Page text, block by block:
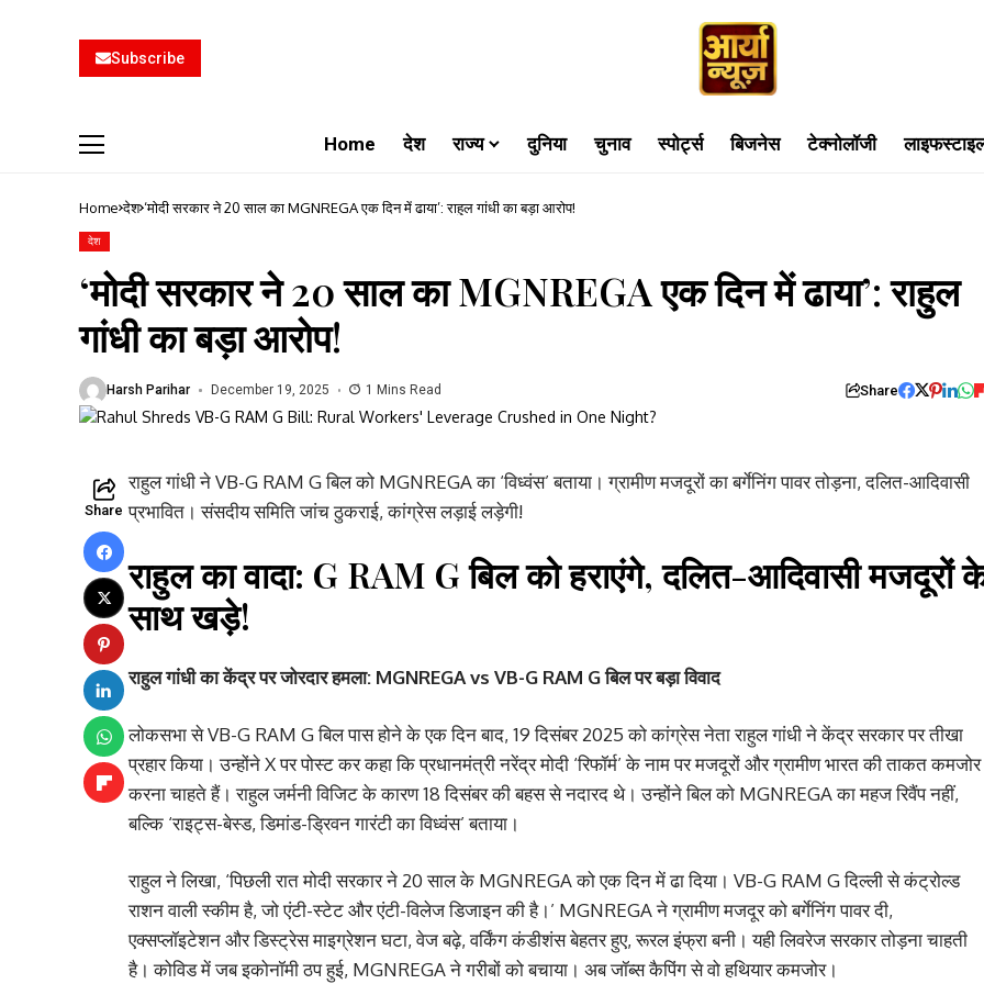
Subscribe
Home देश राज्य दुनिया चुनाव स्पोर्ट्स बिजनेस टेक्नोलॉजी
Home देश ‘मोदी सरकार ने 20 साल का MGNREGA एक दिन में ढाया’: राहुल गांधी का बड़ा आरोप!
देश
‘मोदी सरकार ने 20 साल का MGNREGA एक दिन में ढाया’: राहुल
गांधी का बड़ा आरोप!
Harsh Parihar December 19, 2025 1 Mins Read Share
Share
राहुल गांधी ने VB-G RAM G बिल को MGNREGA का ‘विध्वंस’ बताया। ग्रामीण मजदूरों का बर्गेनिंग पावर तोड़ना, दलित-आदिवासी
प्रभावित। संसदीय समिति जांच ठुकराई, कांग्रेस लड़ाई लड़ेगी!
राहुल का वादा: G RAM G बिल को हराएंगे, दलित-आदिवासी मजदूरों
साथ खड़े!
राहुल गांधी का केंद्र पर जोरदार हमला: MGNREGA vs VB-G RAM G बिल पर बड़ा विवाद
लोकसभा से VB-G RAM G बिल पास होने के एक दिन बाद, 19 दिसंबर 2025 को कांग्रेस नेता राहुल गांधी ने केंद्र सरकार पर तीखा
प्रहार किया। उन्होंने X पर पोस्ट कर कहा कि प्रधानमंत्री नरेंद्र मोदी ‘रिफॉर्म’ के नाम पर मजदूरों और ग्रामीण भारत की ताकत कमजोर
करना चाहते हैं। राहुल जर्मनी विजिट के कारण 18 दिसंबर की बहस से नदारद थे। उन्होंने बिल को MGNREGA का महज रिवैंप नहीं,
बल्कि ‘राइट्स-बेस्ड, डिमांड-ड्रिवन गारंटी का विध्वंस’ बताया।
राहुल ने लिखा, ‘पिछली रात मोदी सरकार ने 20 साल के MGNREGA को एक दिन में ढा दिया। VB-G RAM G दिल्ली से कंट्रोल्ड
राशन वाली स्कीम है, जो एंटी-स्टेट और एंटी-विलेज डिजाइन की है।’ MGNREGA ने ग्रामीण मजदूर को बर्गेनिंग पावर दी,
एक्सप्लॉइटेशन और डिस्ट्रेस माइग्रेशन घटा, वेज बढ़े, वर्किंग कंडीशंस बेहतर हुए, रूरल इंफ्रा बनी। यही लिवरेज सरकार तोड़ना चाहती
है। कोविड में जब इकोनॉमी ठप हुई, MGNREGA ने गरीबों को बचाया। अब जॉब्स कैपिंग से वो हथियार कमजोर।